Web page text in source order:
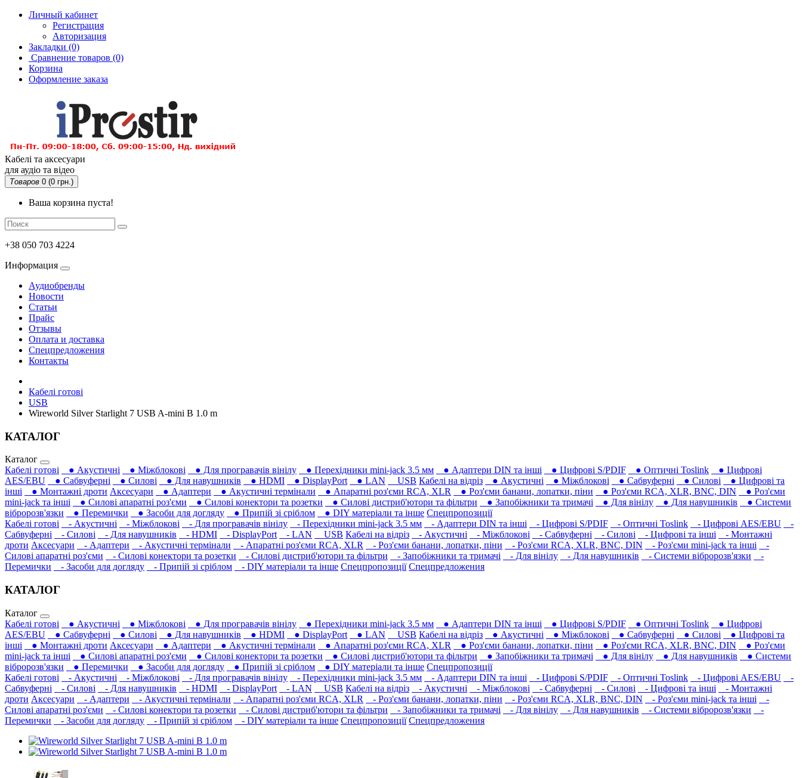
Личный кабинет
Регистрация
Авторизация
Закладки (0)
Сравнение товаров (0)
Корзина
Оформление заказа
Кабелі та аксесуари
для аудіо та відео
Товаров 0 (0 грн.)
Ваша корзина пуста!
+38 050 703 4224
Информация
Аудиобренды
Новости
Статьи
Прайс
Отзывы
Оплата и доставка
Спецпредложения
Контакты
Кабелі готові
USB
Wireworld Silver Starlight 7 USB A-mini B 1.0 m
КАТАЛОГ
Каталог
Кабелі готові
● Акустичні ● Міжблокові ● Для програвачів вінілу ● Перехідники mini-jack 3.5 мм ● Адаптери DIN та інші ● Цифрові S/PDIF ● Оптичні Toslink
● Цифрові
AES/EBU
● Сабвуферні ● Силові ● Для навушників‎ ● HDMI ● DisplayPort ● LAN USB Кабелі на відріз ● Акустичні ● Міжблокові ● Сабвуферні ● Силові
● Цифрові та
інші
● Монтажні дроти Аксесуари ● Адаптери ● Акустичні термінали ● Апаратні роз'єми RCA, XLR ● Роз'єми банани, лопатки, піни ● Роз'єми RCA, XLR, BNC, DIN
● Роз'єми
mini-jack та інші
● Силові апаратні роз'єми ● Силові конектори та розетки ● Силові дистриб'ютори та фільтри ● Запобіжники та тримачі ● Для вінілу ● Для навушників‎
● Системи
вібророзв'язки
● Перемички ● Засоби для догляду ● Припій зі сріблом ● DIY матеріали та інше Спецпропозиції
Кабелі готові
- Акустичні - Міжблокові - Для програвачів вінілу - Перехідники mini-jack 3.5 мм - Адаптери DIN та інші - Цифрові S/PDIF - Оптичні Toslink - Цифрові AES/EBU
-
Сабвуферні
- Силові - Для навушників‎ - HDMI - DisplayPort - LAN USB Кабелі на відріз - Акустичні - Міжблокові - Сабвуферні - Силові - Цифрові та інші
- Монтажні
дроти Аксесуари - Адаптери - Акустичні термінали - Апаратні роз'єми RCA, XLR - Роз'єми банани, лопатки, піни - Роз'єми RCA, XLR, BNC, DIN - Роз'єми mini-jack та інші
-
Силові апаратні роз'єми
- Силові конектори та розетки - Силові дистриб'ютори та фільтри - Запобіжники та тримачі - Для вінілу - Для навушників‎ - Системи вібророзв'язки
-
Перемички
- Засоби для догляду - Припій зі сріблом - DIY матеріали та інше Спецпропозиції Спецпредложения
КАТАЛОГ
Каталог
Кабелі готові
● Акустичні ● Міжблокові ● Для програвачів вінілу ● Перехідники mini-jack 3.5 мм ● Адаптери DIN та інші ● Цифрові S/PDIF ● Оптичні Toslink
● Цифрові
AES/EBU
● Сабвуферні ● Силові ● Для навушників‎ ● HDMI ● DisplayPort ● LAN USB Кабелі на відріз ● Акустичні ● Міжблокові ● Сабвуферні ● Силові
● Цифрові та
інші
● Монтажні дроти Аксесуари ● Адаптери ● Акустичні термінали ● Апаратні роз'єми RCA, XLR ● Роз'єми банани, лопатки, піни ● Роз'єми RCA, XLR, BNC, DIN
● Роз'єми
mini-jack та інші
● Силові апаратні роз'єми ● Силові конектори та розетки ● Силові дистриб'ютори та фільтри ● Запобіжники та тримачі ● Для вінілу ● Для навушників‎
● Системи
вібророзв'язки
● Перемички ● Засоби для догляду ● Припій зі сріблом ● DIY матеріали та інше Спецпропозиції
Кабелі готові
- Акустичні - Міжблокові - Для програвачів вінілу - Перехідники mini-jack 3.5 мм - Адаптери DIN та інші - Цифрові S/PDIF - Оптичні Toslink - Цифрові AES/EBU
-
Сабвуферні
- Силові - Для навушників‎ - HDMI - DisplayPort - LAN USB Кабелі на відріз - Акустичні - Міжблокові - Сабвуферні - Силові - Цифрові та інші
- Монтажні
дроти Аксесуари - Адаптери - Акустичні термінали - Апаратні роз'єми RCA, XLR - Роз'єми банани, лопатки, піни - Роз'єми RCA, XLR, BNC, DIN - Роз'єми mini-jack та інші
-
Силові апаратні роз'єми
- Силові конектори та розетки - Силові дистриб'ютори та фільтри - Запобіжники та тримачі - Для вінілу - Для навушників‎ - Системи вібророзв'язки
-
Перемички
- Засоби для догляду - Припій зі сріблом - DIY матеріали та інше Спецпропозиції Спецпредложения